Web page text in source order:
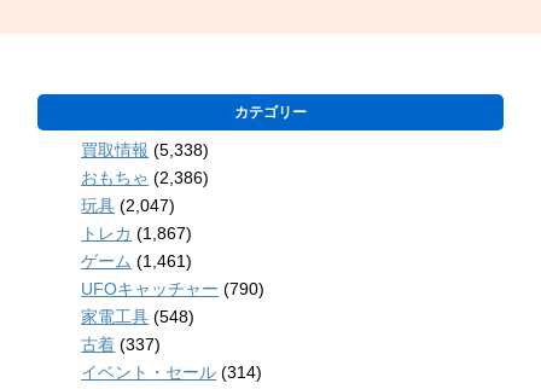
カテゴリー
買取情報 (5,338)
おもちゃ (2,386)
玩具 (2,047)
トレカ (1,867)
ゲーム (1,461)
UFOキャッチャー (790)
家電工具 (548)
古着 (337)
イベント・セール (314)